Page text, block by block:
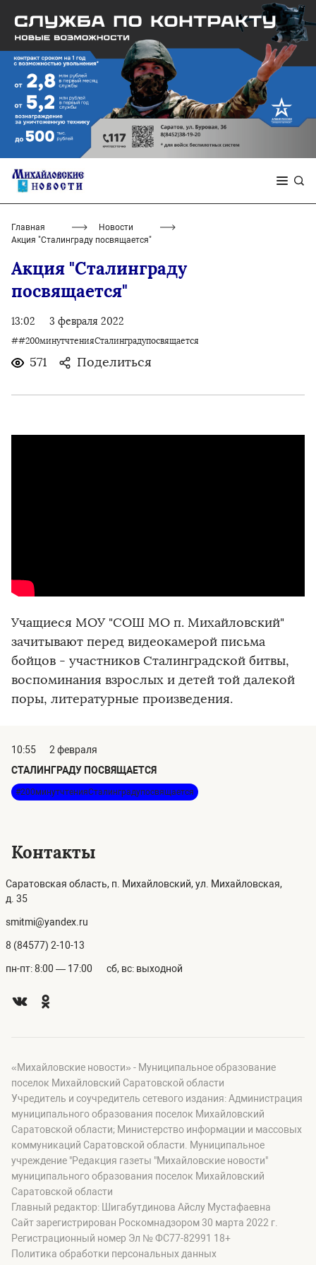
Главная
Новости
Акция "Сталинграду посвящается"
Акция "Сталинграду
посвящается"
13:02 3 февраля 2022
##200минутчтенияСталинградупосвящается
571 Поделиться
Учащиеся МОУ "СОШ МО п. Михайловский"
зачитывают перед видеокамерой письма
бойцов - участников Сталинградской битвы,
воспоминания взрослых и детей той далекой
поры, литературные произведения.
10:55
2 февраля
СТАЛИНГРАДУ ПОСВЯЩАЕТСЯ
#200минутчтенияСталинградупосвящается
Контакты
Саратовская область, п. Михайловский, ул. Михайловская,
д. 35
smitmi@yandex.ru
8 (84577) 2-10-13
пн-пт: 8:00 — 17:00 сб, вс: выходной
«Михайловские новости» - Муниципальное образование
поселок Михайловский Саратовской области
Учредитель и соучредитель сетевого издания: Администрация
муниципального образования поселок Михайловский
Саратовской области; Министерство информации и массовых
коммуникаций Саратовской области. Муниципальное
учреждение "Редакция газеты "Михайловские новости"
муниципального образования поселок Михайловский
Саратовской области
Главный редактор: Шигабутдинова Айслу Мустафаевна
Сайт зарегистрирован Роскомнадзором 30 марта 2022 г.
Регистрационный номер Эл № ФС77-82991 18+
Политика обработки персональных данных